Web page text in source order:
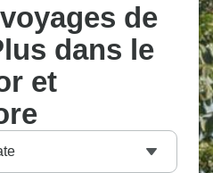
de
dans le
et